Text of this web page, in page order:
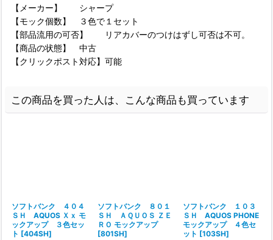
【メーカー】 シャープ
【モック個数】 ３色で１セット
【部品流用の可否】 リアカバーのつけはずし可否は不可。
【商品の状態】 中古
【クリックポスト対応】可能
この商品を買った人は、こんな商品も買っています
ソフトバンク ４０４
ＳＨ AQUOS Ｘｘ モ
ックアップ ３色セッ
ト [404SH]
ソフトバンク ８０１
ＳＨ ＡＱＵＯＳ ＺＥ
ＲＯ モックアップ
[801SH]
ソフトバンク １０３
ＳＨ AQUOS PHONE
モックアップ ４色セ
ット [103SH]